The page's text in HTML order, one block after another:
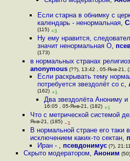
Если старна в обнимку с
календарь - ненормальная,
(115) +3
Ну ему нравится,
значит ненормальная О,
(173)
в нормальных странах
anonymous (??), 13:42 , 05-Янв-21,
Если раскрывать тему
потребуется звездолёт со с,
(162) +1
Два звездолёта Анониму
16:05 , 05-Янв-21, (182) +1
Что с метрической системой
Янв-21, (185) –1
В нормальной стране его таки
исключением каких-то сектан,
Иран - , псевдонимус(?),
Скрыто модератором, Аноним